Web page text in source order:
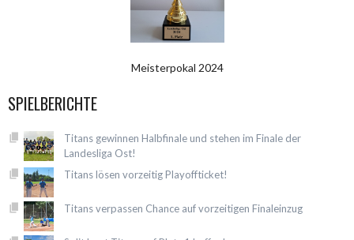
Meisterpokal 2024
SPIELBERICHTE
Titans gewinnen Halbfinale und stehen im Finale der
Landesliga Ost!
Titans lösen vorzeitig Playoffticket!
Titans verpassen Chance auf vorzeitigen Finaleinzug